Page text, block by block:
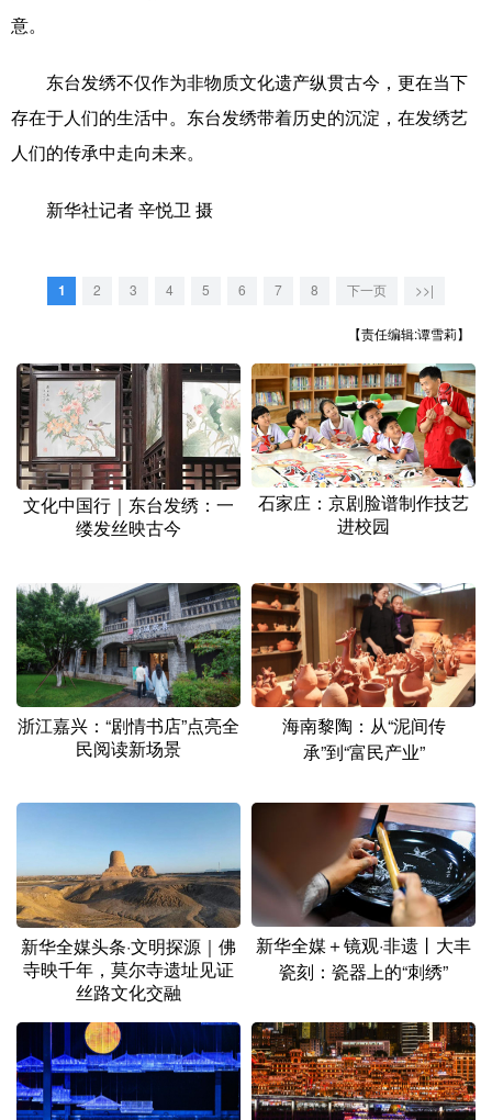
意。
东台发绣不仅作为非物质文化遗产纵贯古今，更在当下
存在于人们的生活中。东台发绣带着历史的沉淀，在发绣艺
人们的传承中走向未来。
新华社记者 辛悦卫 摄
1 2 3 4 5 6 7 8 下一页 >>|
【责任编辑:谭雪莉】
文化中国行｜东台发绣：一
缕发丝映古今
石家庄：京剧脸谱制作技艺
进校园
浙江嘉兴：“剧情书店”点亮全
民阅读新场景
海南黎陶：从“泥间传
承”到“富民产业”
新华全媒头条·文明探源｜佛
寺映千年，莫尔寺遗址见证
丝路文化交融
新华全媒＋镜观·非遗丨大丰
瓷刻：瓷器上的“刺绣”